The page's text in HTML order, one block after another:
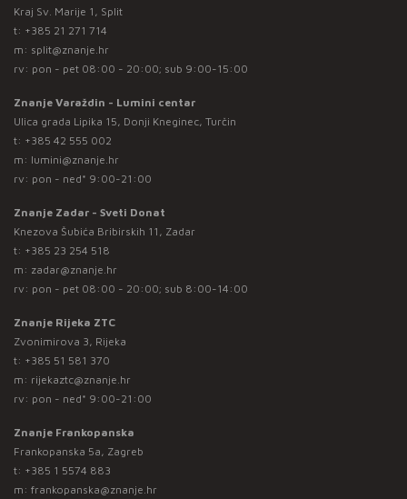
Kraj Sv. Marije 1, Split
t: +385 21 271 714
m: split@znanje.hr
rv: pon - pet 08:00 - 20:00; sub 9:00-15:00
Znanje Varaždin - Lumini centar
Ulica grada Lipika 15, Donji Kneginec, Turčin
t: +385 42 555 002
m: lumini@znanje.hr
rv: pon - ned* 9:00-21:00
Znanje Zadar - Sveti Donat
Knezova Šubića Bribirskih 11, Zadar
t: +385 23 254 518
m: zadar@znanje.hr
rv: pon - pet 08:00 - 20:00; sub 8:00-14:00
Znanje Rijeka ZTC
Zvonimirova 3, Rijeka
t: +385 51 581 370
m: rijekaztc@znanje.hr
rv: pon - ned* 9:00-21:00
Znanje Frankopanska
Frankopanska 5a, Zagreb
t: +385 1 5574 883
m: frankopanska@znanje.hr